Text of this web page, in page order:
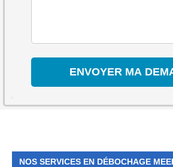
NOS SERVICES EN DÉBOCHAGE